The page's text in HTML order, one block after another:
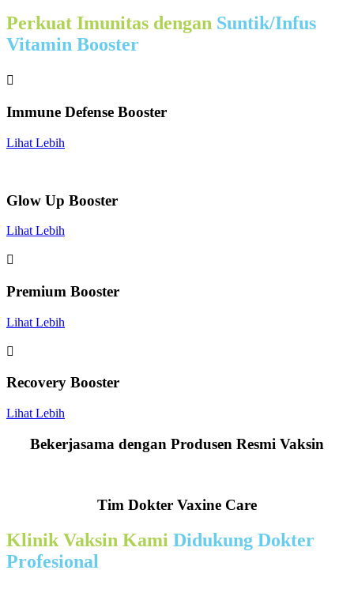
Perkuat Imunitas dengan Suntik/Infus
Vitamin Booster

Immune Defense Booster
Lihat Lebih
Glow Up Booster
Lihat Lebih

Premium Booster
Lihat Lebih

Recovery Booster
Lihat Lebih
Bekerjasama dengan Produsen Resmi Vaksin
Tim Dokter Vaxine Care
Klinik Vaksin Kami Didukung Dokter
Profesional